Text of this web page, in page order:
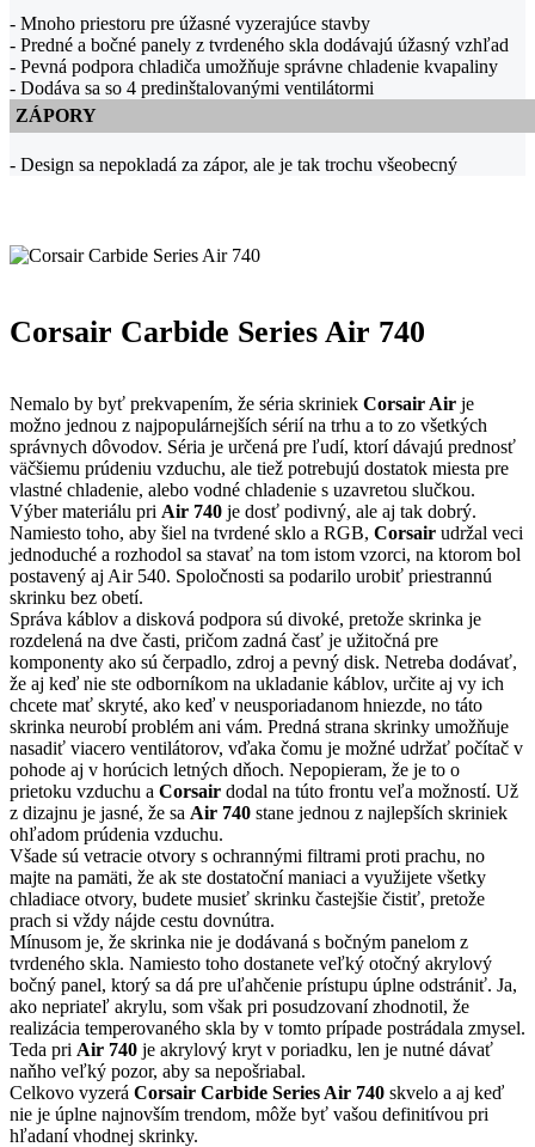
- Mnoho priestoru pre úžasné vyzerajúce stavby
- Predné a bočné panely z tvrdeného skla dodávajú úžasný vzhľad
- Pevná podpora chladiča umožňuje správne chladenie kvapaliny
- Dodáva sa so 4 predinštalovanými ventilátormi
ZÁPORY
- Design sa nepokladá za zápor, ale je tak trochu všeobecný
Corsair Carbide Series Air 740
Nemalo by byť prekvapením, že séria skriniek Corsair Air je
možno jednou z najpopulárnejších sérií na trhu a to zo všetkých
správnych dôvodov. Séria je určená pre ľudí, ktorí dávajú prednosť
väčšiemu prúdeniu vzduchu, ale tiež potrebujú dostatok miesta pre
vlastné chladenie, alebo vodné chladenie s uzavretou slučkou.
Výber materiálu pri Air 740 je dosť podivný, ale aj tak dobrý.
Namiesto toho, aby šiel na tvrdené sklo a RGB, Corsair udržal veci
jednoduché a rozhodol sa stavať na tom istom vzorci, na ktorom bol
postavený aj Air 540. Spoločnosti sa podarilo urobiť priestrannú
skrinku bez obetí.
Správa káblov a disková podpora sú divoké, pretože skrinka je
rozdelená na dve časti, pričom zadná časť je užitočná pre
komponenty ako sú čerpadlo, zdroj a pevný disk. Netreba dodávať,
že aj keď nie ste odborníkom na ukladanie káblov, určite aj vy ich
chcete mať skryté, ako keď v neusporiadanom hniezde, no táto
skrinka neurobí problém ani vám. Predná strana skrinky umožňuje
nasadiť viacero ventilátorov, vďaka čomu je možné udržať počítač v
pohode aj v horúcich letných dňoch. Nepopieram, že je to o
prietoku vzduchu a Corsair dodal na túto frontu veľa možností. Už
z dizajnu je jasné, že sa Air 740 stane jednou z najlepších skriniek
ohľadom prúdenia vzduchu.
Všade sú vetracie otvory s ochrannými filtrami proti prachu, no
majte na pamäti, že ak ste dostatoční maniaci a využijete všetky
chladiace otvory, budete musieť skrinku častejšie čistiť, pretože
prach si vždy nájde cestu dovnútra.
Mínusom je, že skrinka nie je dodávaná s bočným panelom z
tvrdeného skla. Namiesto toho dostanete veľký otočný akrylový
bočný panel, ktorý sa dá pre uľahčenie prístupu úplne odstrániť. Ja,
ako nepriateľ akrylu, som však pri posudzovaní zhodnotil, že
realizácia temperovaného skla by v tomto prípade postrádala zmysel.
Teda pri Air 740 je akrylový kryt v poriadku, len je nutné dávať
naňho veľký pozor, aby sa nepošriabal.
Celkovo vyzerá Corsair Carbide Series Air 740 skvelo a aj keď
nie je úplne najnovším trendom, môže byť vašou definitívou pri
hľadaní vhodnej skrinky.